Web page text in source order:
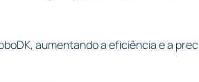
aumentando a eficiência e a